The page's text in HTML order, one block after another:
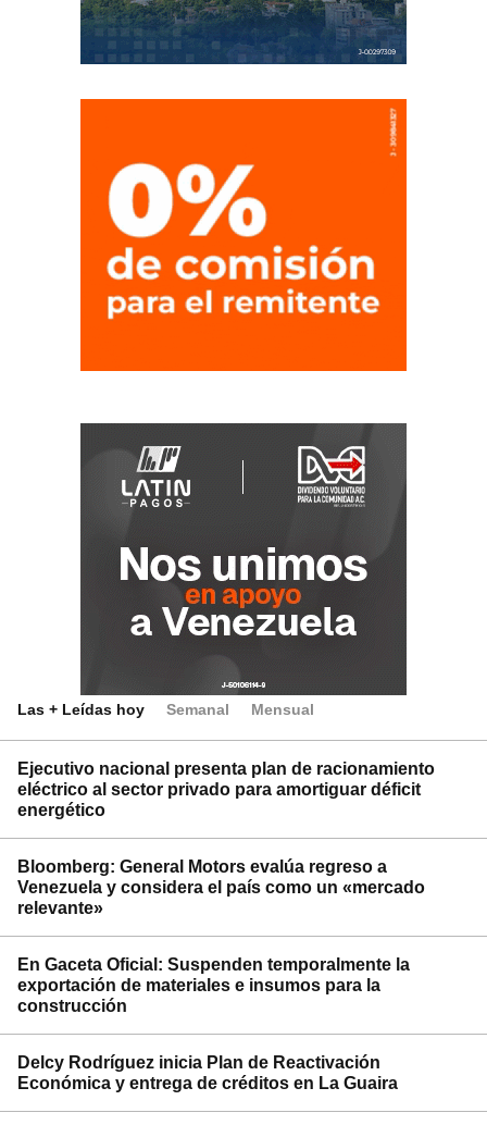
Las + Leídas hoy Semanal Mensual
Ejecutivo nacional presenta plan de racionamiento
eléctrico al sector privado para amortiguar déficit
energético
Bloomberg: General Motors evalúa regreso a
Venezuela y considera el país como un «mercado
relevante»
En Gaceta Oficial: Suspenden temporalmente la
exportación de materiales e insumos para la
construcción
Delcy Rodríguez inicia Plan de Reactivación
Económica y entrega de créditos en La Guaira